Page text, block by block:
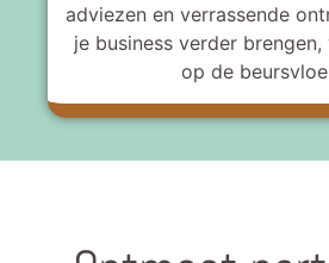
adviezen en verrassende
je business verder brengen,
op de